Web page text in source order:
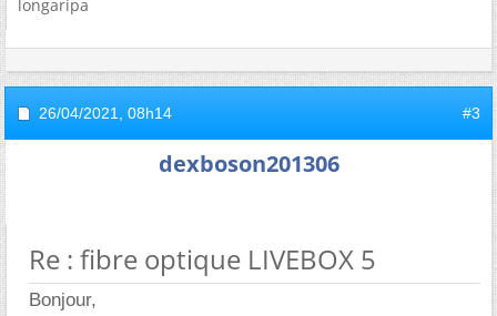
longaripa
26/04/2021, 08h14 #3
dexboson201306
Re : fibre optique LIVEBOX 5
Bonjour,